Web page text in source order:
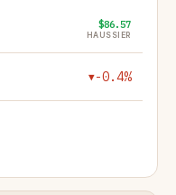
$86.57
HAUSSIER
▼-0.4%